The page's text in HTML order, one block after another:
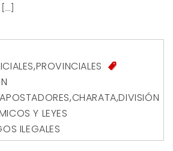
,PROVINCIALES
APOSTADORES,CHARATA,DIVISIÓN
Y LEYES
ILEGALES